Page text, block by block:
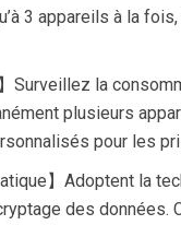
3 appareils à la
Surveillez la
plusieurs
pour les
】Adoptent la
des données.